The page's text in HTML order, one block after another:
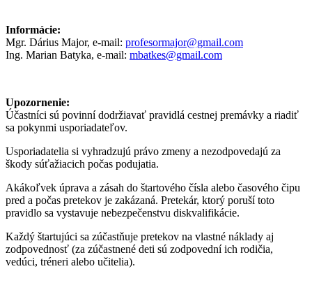
Informácie:
Mgr. Dárius Major, e-mail: profesormajor@gmail.com
Ing. Marian Batyka, e-mail: mbatkes@gmail.com
Upozornenie:
Účastníci sú povinní dodržiavať pravidlá cestnej premávky a riadiť
sa pokynmi usporiadateľov.
Usporiadatelia si vyhradzujú právo zmeny a nezodpovedajú za
škody súťažiacich počas podujatia.
Akákoľvek úprava a zásah do štartového čísla alebo časového čipu
pred a počas pretekov je zakázaná. Pretekár, ktorý poruší toto
pravidlo sa vystavuje nebezpečenstvu diskvalifikácie.
Každý štartujúci sa zúčastňuje pretekov na vlastné náklady aj
zodpovednosť (za zúčastnené deti sú zodpovední ich rodičia,
vedúci, tréneri alebo učitelia).